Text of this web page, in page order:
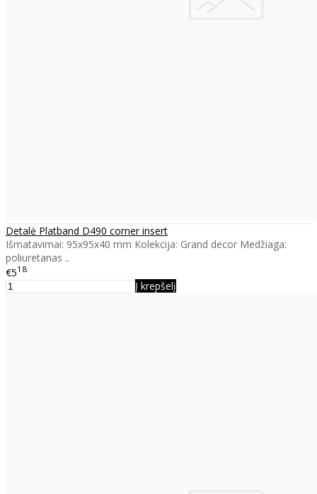
Detalė Platband D490 corner insert
Išmatavimai: 95x95x40 mm Kolekcija: Grand decor Medžiaga:
poliuretanas ..
€518
Į krepšelį